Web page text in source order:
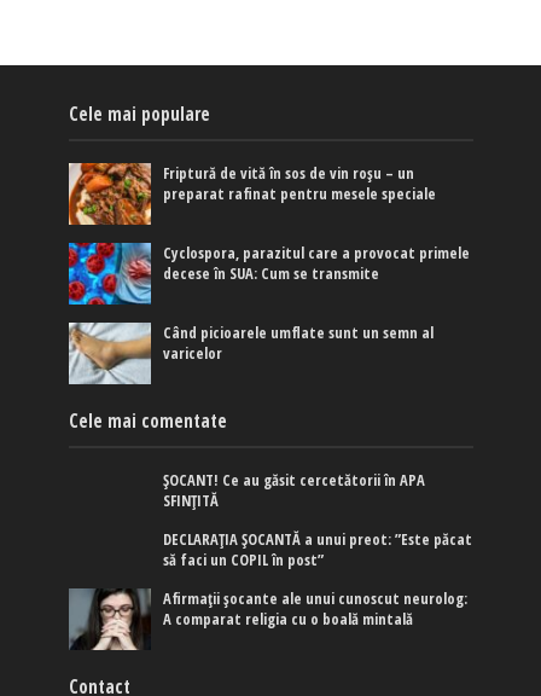
Cele mai populare
Friptură de vită în sos de vin roșu – un
preparat rafinat pentru mesele speciale
Cyclospora, parazitul care a provocat primele
decese în SUA: Cum se transmite
Când picioarele umflate sunt un semn al
varicelor
Cele mai comentate
ȘOCANT! Ce au găsit cercetătorii în APA
SFINȚITĂ
DECLARAȚIA ȘOCANTĂ a unui preot: ”Este păcat
să faci un COPIL în post”
Afirmaţii şocante ale unui cunoscut neurolog:
A comparat religia cu o boală mintală
Contact